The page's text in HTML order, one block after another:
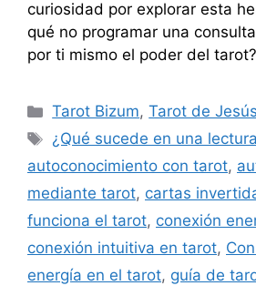
curiosidad por explorar esta
qué no programar una
por ti mismo el poder del tarot?
Categorías
Tarot Bizum,Tarot de Jesús
Etiquetas
¿Qué sucede en una
autoconocimiento con tarot,
mediante tarot, cartas
funciona el tarot, conexión
conexión intuitiva en tarot,
energía en el tarot, guía de